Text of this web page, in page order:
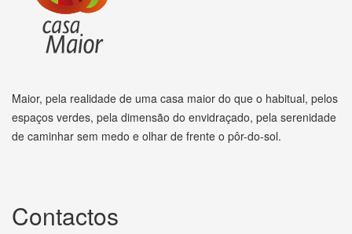
Maior, pela realidade de uma casa maior do que o habitual, pelos
espaços verdes, pela dimensão do envidraçado, pela serenidade
de caminhar sem medo e olhar de frente o pôr-do-sol.
Contactos